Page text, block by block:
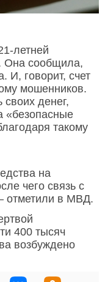
летней
Она сообщила,
И, говорит, счет
мошенников.
денег,
«безопасные
такому
на
чего связь с
отметили в МВД.
400 тысяч
возбуждено